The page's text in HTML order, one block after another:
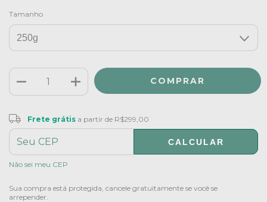
Tamanho
Frete grátis R$299,00
Entregas para o CEP: ALTERAR CEP
Frete grátisa partir de R$299,00
CALCULAR
Não sei meu CEP
Sua compra está protegida, cancele gratuitamente se você se
arrepender.